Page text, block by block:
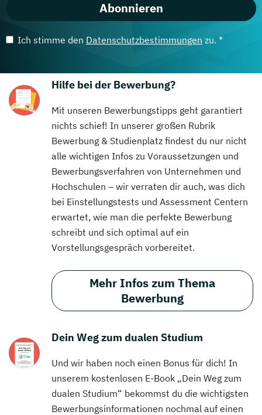
Abonnieren
Ich stimme den Datenschutzbestimmungen zu. *
Hilfe bei der Bewerbung?
Mit unseren Bewerbungstipps geht garantiert
nichts schief! In unserer großen Rubrik
Bewerbung & Studienplatz findest du nur nicht
alle wichtigen Infos zu Voraussetzungen und
Bewerbungsverfahren von Unternehmen und
Hochschulen – wir verraten dir auch, was dich
bei Einstellungstests und Assessment Centern
erwartet, wie man die perfekte Bewerbung
schreibt und sich optimal auf ein
Vorstellungsgespräch vorbereitet.
Mehr Infos zum Thema
Bewerbung
Dein Weg zum dualen Studium
Und wir haben noch einen Bonus für dich! In
unserem kostenlosen E-Book „Dein Weg zum
dualen Studium“ bekommst du die wichtigsten
Bewerbungsinformationen nochmal auf einen